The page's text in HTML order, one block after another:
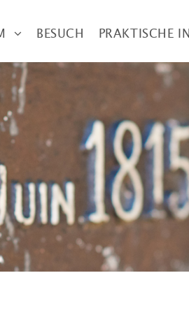
BESUCH PRAKTISCHE